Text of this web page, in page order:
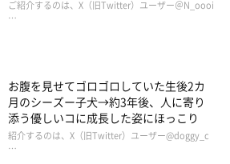
ご紹介するのは、X（旧Twitter）ユーザー＠N_oooi
…
お腹を見せてゴロゴロしていた生後2カ
月のシーズー子犬→約3年後、人に寄り
添う優しいコに成長した姿にほっこり
紹介するのは、X（旧Twitter）ユーザー@doggy_c
…